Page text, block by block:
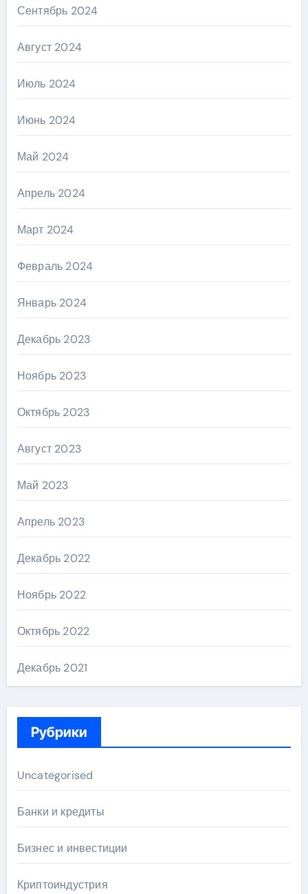
Сентябрь 2024
Август 2024
Июль 2024
Июнь 2024
Май 2024
Апрель 2024
Март 2024
Февраль 2024
Январь 2024
Декабрь 2023
Ноябрь 2023
Октябрь 2023
Август 2023
Май 2023
Апрель 2023
Декабрь 2022
Ноябрь 2022
Октябрь 2022
Декабрь 2021
Рубрики
Uncategorised
Банки и кредиты
Бизнес и инвестиции
Криптоиндустрия